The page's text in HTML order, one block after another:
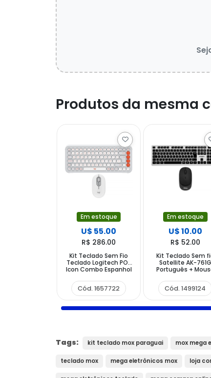
Produtos da mesma
Em estoque
U$ 55.00
R$ 286.00
Kit Teclado Sem Fio
Teclado Logitech POP
Icon Combo Espanhol
Cinza Branco
Cód. 1657722
Em estoque
U$ 10.00
R$ 52.00
Kit Teclado Sem
Satellite AK-761G
Português +
Cód. 1499124
Tags: kit teclado mox paraguai mox mega
teclado mox mega eletrônicos mox loja